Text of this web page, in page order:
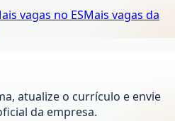
vagas no ESMais vagas da
atualize o currículo e envie
da empresa.